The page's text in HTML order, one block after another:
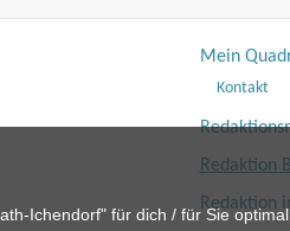
Mein
Kontakt
Redaktion
Redaktion
Ichendorf" für dich / für Sie